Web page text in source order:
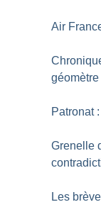
Air
géomètre
Patronat
Grenelle
Les